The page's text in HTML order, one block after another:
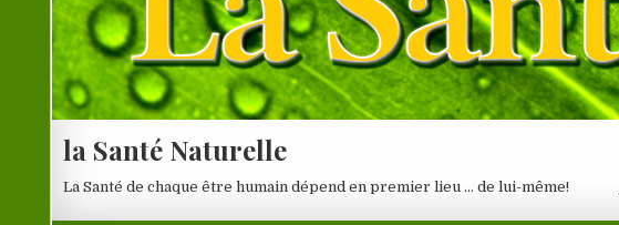
la Santé Naturelle
La Santé de chaque être humain dépend en premier lieu … de lui-même!